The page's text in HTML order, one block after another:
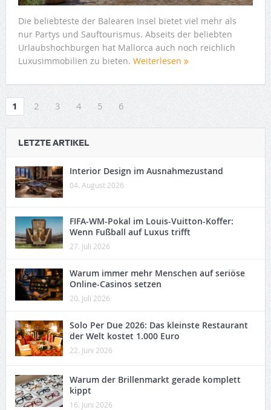
Die beliebteste der Balearen Insel bietet viel mehr als
nur Partys und Sauftourismus. Abseits der beliebten
Urlaubshochburgen hat Mallorca auch noch reichlich
Luxusimmobilien zu bieten. Weiterlesen
1 2 3 4 5 6
LETZTE ARTIKEL
Interior Design im Ausnahmezustand
04. August 2026
FIFA-WM-Pokal im Louis-Vuitton-Koffer:
Wenn Fußball auf Luxus trifft
27. Juli 2026
Warum immer mehr Menschen auf seriöse
Online-Casinos setzen
20. Juli 2026
Solo Per Due 2026: Das kleinste Restaurant
der Welt kostet 1.000 Euro
22. Juni 2026
Warum der Brillenmarkt gerade komplett
kippt
16. Juni 2026